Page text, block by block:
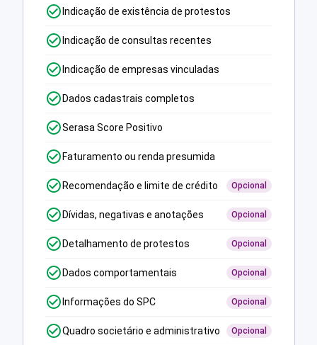
Indicação de existência de protestos
Indicação de consultas recentes
Indicação de empresas vinculadas
Dados cadastrais completos
Serasa Score Positivo
Faturamento ou renda presumida
Recomendação e limite de crédito Opcional
Dívidas, negativas e anotações Opcional
Detalhamento de protestos Opcional
Dados comportamentais Opcional
Informações do SPC Opcional
Quadro societário e administrativo Opcional